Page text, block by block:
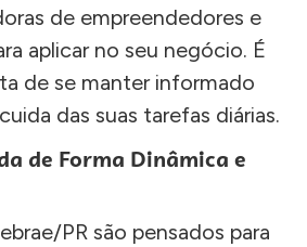
de empreendedores e
aplicar no seu negócio. É
de se manter informado
das suas tarefas diárias.
de Forma Dinâmica e
PR são pensados para